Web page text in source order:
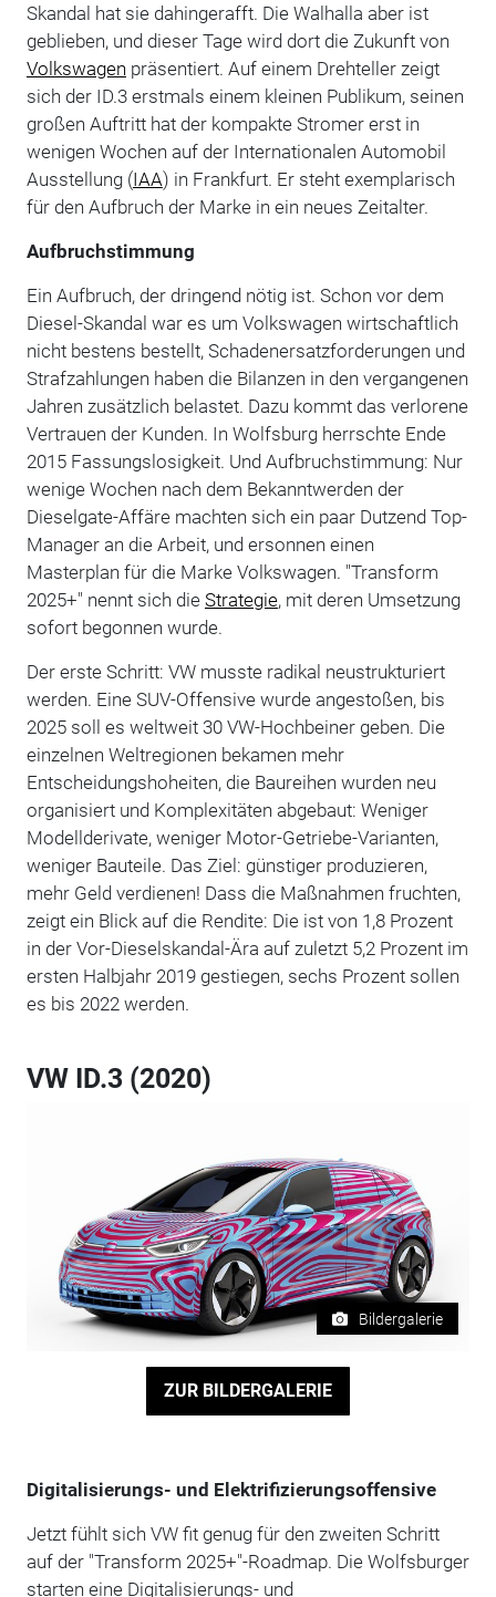
Skandal hat sie dahingerafft. Die Walhalla aber ist
geblieben, und dieser Tage wird dort die Zukunft von
Volkswagen präsentiert. Auf einem Drehteller zeigt
sich der ID.3 erstmals einem kleinen Publikum, seinen
großen Auftritt hat der kompakte Stromer erst in
wenigen Wochen auf der Internationalen Automobil
Ausstellung (IAA) in Frankfurt. Er steht exemplarisch
für den Aufbruch der Marke in ein neues Zeitalter.
Aufbruchstimmung
Ein Aufbruch, der dringend nötig ist. Schon vor dem
Diesel-Skandal war es um Volkswagen wirtschaftlich
nicht bestens bestellt, Schadenersatzforderungen und
Strafzahlungen haben die Bilanzen in den vergangenen
Jahren zusätzlich belastet. Dazu kommt das verlorene
Vertrauen der Kunden. In Wolfsburg herrschte Ende
2015 Fassungslosigkeit. Und Aufbruchstimmung: Nur
wenige Wochen nach dem Bekanntwerden der
Dieselgate-Affäre machten sich ein paar Dutzend Top-
Manager an die Arbeit, und ersonnen einen
Masterplan für die Marke Volkswagen. "Transform
2025+" nennt sich die Strategie, mit deren Umsetzung
sofort begonnen wurde.
Der erste Schritt: VW musste radikal neustrukturiert
werden. Eine SUV-Offensive wurde angestoßen, bis
2025 soll es weltweit 30 VW-Hochbeiner geben. Die
einzelnen Weltregionen bekamen mehr
Entscheidungshoheiten, die Baureihen wurden neu
organisiert und Komplexitäten abgebaut: Weniger
Modellderivate, weniger Motor-Getriebe-Varianten,
weniger Bauteile. Das Ziel: günstiger produzieren,
mehr Geld verdienen! Dass die Maßnahmen fruchten,
zeigt ein Blick auf die Rendite: Die ist von 1,8 Prozent
in der Vor-Dieselskandal-Ära auf zuletzt 5,2 Prozent im
ersten Halbjahr 2019 gestiegen, sechs Prozent sollen
es bis 2022 werden.
VW ID.3 (2020)
Bildergalerie
ZUR BILDERGALERIE
Digitalisierungs- und Elektrifizierungsoffensive
Jetzt fühlt sich VW fit genug für den zweiten Schritt
auf der "Transform 2025+"-Roadmap. Die Wolfsburger
starten eine Digitalisierungs- und